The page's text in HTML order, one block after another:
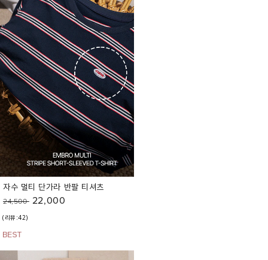
자수 멀티 단가라 반팔 티셔츠
24,500 22,000
(리뷰:42)